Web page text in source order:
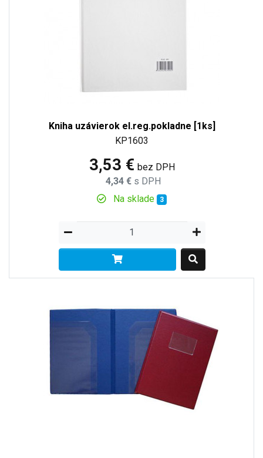
Kniha uzávierok el.reg.pokladne [1ks]
KP1603
3,53 € bez DPH
4,34 € s DPH
Na sklade 3